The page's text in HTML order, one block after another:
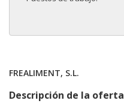
FREALIMENT, S.L.
Descripción de la oferta